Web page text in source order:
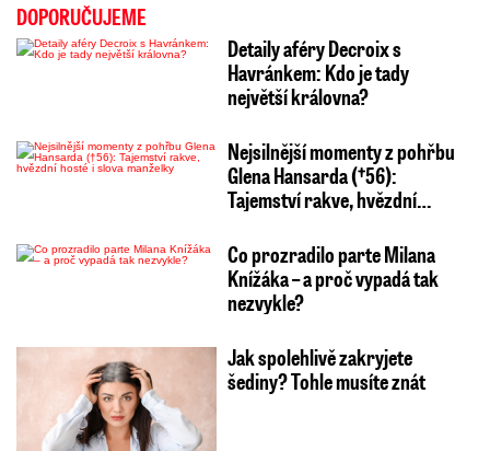
DOPORUČUJEME
Detaily aféry Decroix s
Havránkem: Kdo je tady
největší královna?
Nejsilnější momenty z pohřbu
Glena Hansarda (†56):
Tajemství rakve, hvězdní…
Co prozradilo parte Milana
Knížáka – a proč vypadá tak
nezvykle?
Jak spolehlivě zakryjete
šediny? Tohle musíte znát